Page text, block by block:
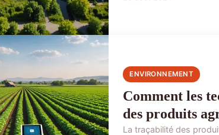
ENVIRONNEMENT
Comment les
des produits
La traçabilité des